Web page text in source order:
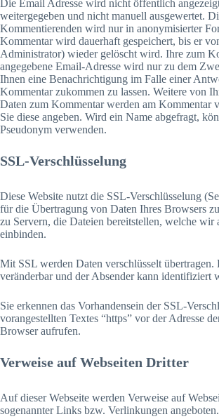
Die Email Adresse wird nicht öffentlich
weitergegeben und nicht manuell ausgewertet.
Kommentierenden wird nur in anonymisierter
Kommentar wird dauerhaft gespeichert, bis er
Administrator) wieder gelöscht wird. Ihre zum
angegebene Email-Adresse wird nur zu dem
Ihnen eine Benachrichtigung im Falle einer
Kommentar zukommen zu lassen. Weitere von
Daten zum Kommentar werden am Kommentar
Sie diese angeben. Wird ein Name abgefragt,
Pseudonym verwenden.
SSL-Verschlüsselung
Diese Website nutzt die SSL-Verschlüsselung
für die Übertragung von Daten Ihres Browsers
zu Servern, die Dateien bereitstellen, welche wir
einbinden.
Mit SSL werden Daten verschlüsselt
veränderbar und der Absender kann identifiziert
Sie erkennen das Vorhandensein der SSL-
vorangestellten Textes “https” vor der Adresse
Browser aufrufen.
Verweise auf Webseiten Dritter
Auf dieser Webseite werden Verweise auf
sogenannter Links bzw. Verlinkungen